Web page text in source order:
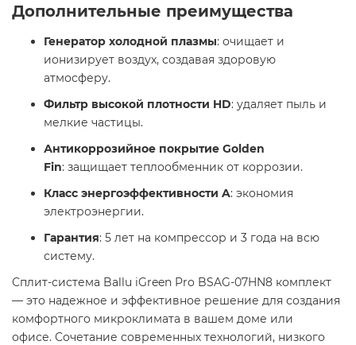
Дополнительные преимущества
Генератор холодной плазмы: очищает и
ионизирует воздух, создавая здоровую
атмосферу.
Фильтр высокой плотности HD: удаляет пыль и
мелкие частицы.
Антикоррозийное покрытие Golden
Fin: защищает теплообменник от коррозии.
Класс энергоэффективности A: экономия
электроэнергии.
Гарантия: 5 лет на компрессор и 3 года на всю
систему. ​
Сплит-система Ballu iGreen Pro BSAG-07HN8 комплект
— это надежное и эффективное решение для создания
комфортного микроклимата в вашем доме или
офисе. Сочетание современных технологий, низкого